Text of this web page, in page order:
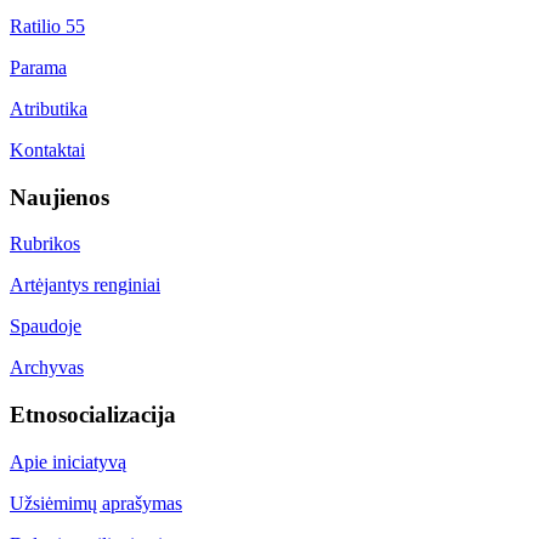
Ratilio 55
Parama
Atributika
Kontaktai
Naujienos
Rubrikos
Artėjantys renginiai
Spaudoje
Archyvas
Etnosocializacija
Apie iniciatyvą
Užsiėmimų aprašymas